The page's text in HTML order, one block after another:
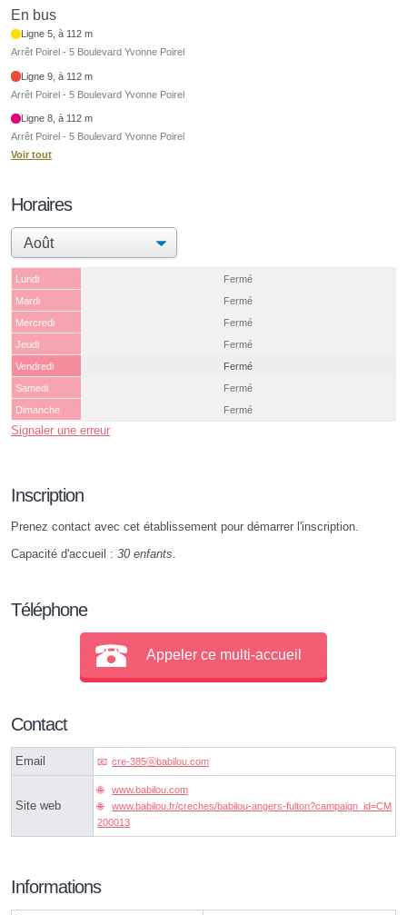
En bus
Ligne 5, à 112 m
Arrêt Poirel - 5 Boulevard Yvonne Poirel
Ligne 9, à 112 m
Arrêt Poirel - 5 Boulevard Yvonne Poirel
Ligne 8, à 112 m
Arrêt Poirel - 5 Boulevard Yvonne Poirel
Voir tout
Horaires
Lundi
Fermé
Mardi
Fermé
Mercredi
Fermé
Jeudi
Fermé
Vendredi
Fermé
Samedi
Fermé
Dimanche
Fermé
Signaler une erreur
Inscription
Prenez contact avec cet établissement pour démarrer l'inscription.
Capacité d'accueil : 30 enfants
Téléphone
Appeler ce multi-accueil
Contact
Email cre-385ⓐbabilou.com
Site web
www.babilou.com
www.babilou.fr/creches/babilou-angers-fulton?campaign_id=CM
200013
Informations